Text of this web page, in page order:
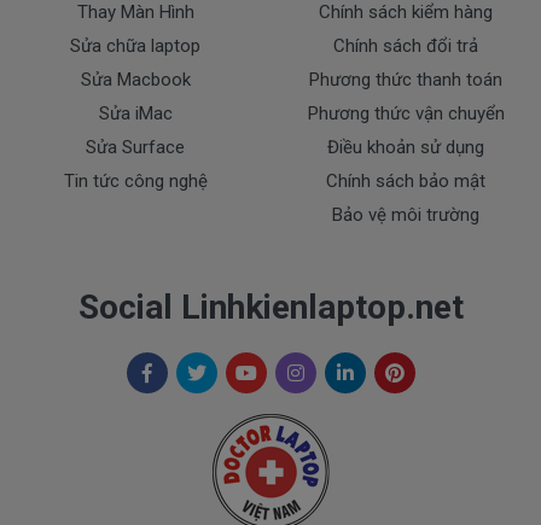
* Các trường hợp không được bảo hành:
- Pin Dell bị rơi vỡ không còn nguyên dạng.
- Pin Dell bị ngập nước.
- Tem niêm phong dán trên pin bị rách hay có dấu
- Pin chất lượng cao hoàn hảo nhất.
- Cam kết quí khách sẻ 100% hài lòng
- Pin đã được kiểm tra test kỹ lưỡng trước khi giao
Thay Màn Hình
Sửa chữa laptop
Sửa Macbook
Sửa iMac
Sửa Surface
Tin tức công nghệ
Chính sách kiểm hàng
Chính sách đổi trả
Phương thức thanh toán
Phương thức vận chuyển
Điều khoản sử dụng
Chính sách bảo mật
Bảo vệ môi trường
Social Linhkienlaptop.net